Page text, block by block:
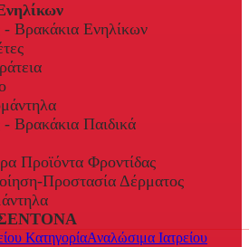
- Βρακάκια Ενηλίκων
Βρακάκια Παιδικά
Προϊόντα Φροντίδας
Προστασία Δέρματος
Αναλώσιμα Ιατρείου